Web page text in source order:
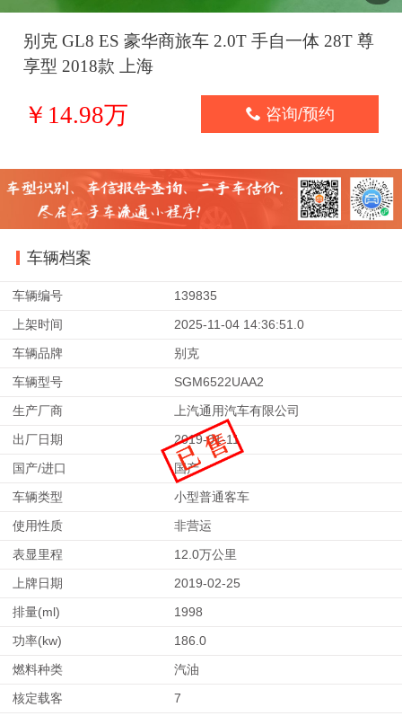
别克 GL8 ES 豪华商旅车 2.0T 手自一体 28T 尊
享型 2018款 上海
￥14.98万  咨询/预约
车辆档案
车辆编号
139835
上架时间
2025-11-04 14:36:51.0
车辆品牌
别克
车辆型号
SGM6522UAA2
生产厂商
上汽通用汽车有限公司
出厂日期
2019-01-11
国产/进口
国产
车辆类型
小型普通客车
使用性质
非营运
表显里程
12.0万公里
上牌日期
2019-02-25
排量(ml)
1998
功率(kw)
186.0
燃料种类
汽油
核定载客
7